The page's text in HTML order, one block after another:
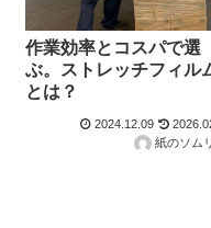
作業効率とコスパで選
ぶ。ストレッチフィル
とは？
2024.12.09
紙のソム